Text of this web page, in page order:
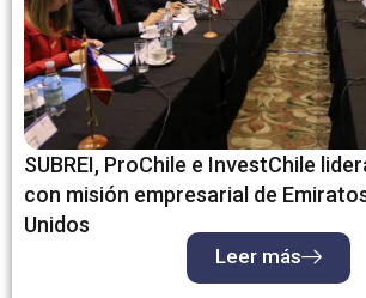
SUBREI, ProChile e InvestChile
con misión empresarial de
Unidos
Leer más